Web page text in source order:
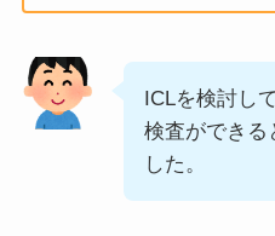
ICLを検討し
検査ができる
した。